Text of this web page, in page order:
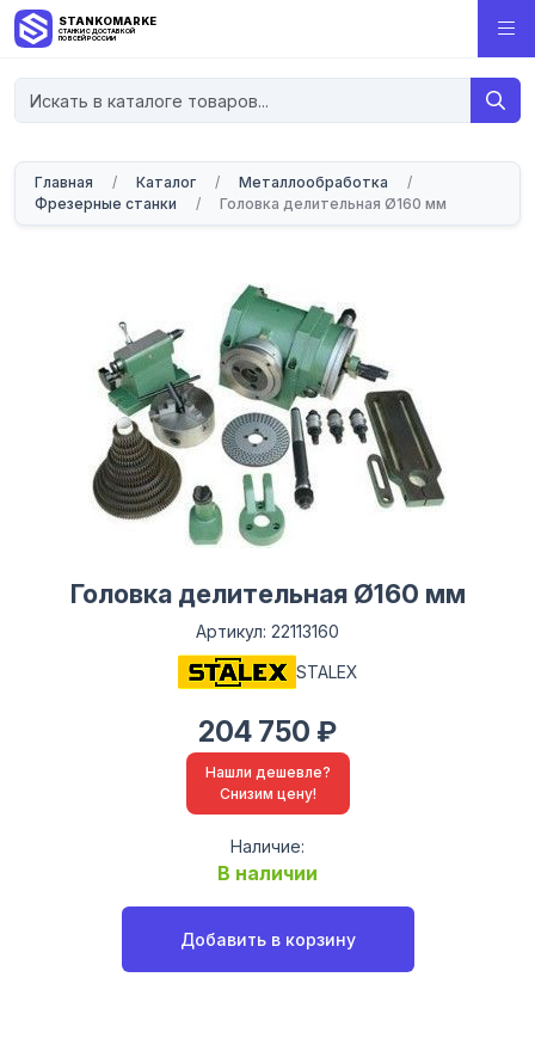
STANKOMARKET
СТАНКИ С ДОСТАВКОЙ
ПО ВСЕЙ РОССИИ
Главная / Каталог / Металлообработка
/
Фрезерные станки
/ Головка делительная Ø160 мм
Головка делительная Ø160 мм
Артикул: 22113160
STALEX
204 750 ₽
Нашли дешевле?
Снизим цену!
Наличие:
В наличии
Добавить в корзину